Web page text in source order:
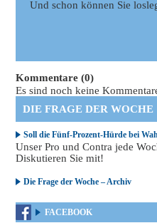
Und schon können Sie
Kommentare (0)
Es sind noch keine
DIE FRAGE DER WOCHE
Soll die Fünf-Prozent-Hürde bei
Unser Pro und Contra jede
Diskutieren Sie mit!
Die Frage der Woche – Archiv
FACEBOOK